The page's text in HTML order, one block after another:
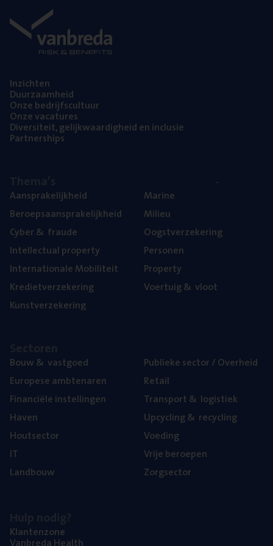
Inzich­ten
Duur­zaam­heid
Onze bedrijfs­cul­tuur
Onze vaca­tu­res
Diver­si­teit, gelijk­waar­dig­heid en inclusie
Part­ner­ships
Aan­spra­ke­lijk­heid
Beroeps­aan­spra­ke­lijk­heid
Cyber& fraude
Intel­lec­tu­al property
Inter­na­ti­o­na­le Mobiliteit
Kre­diet­ver­ze­ke­ring
Kunst­ver­ze­ke­ring
Mari­ne
Mili­eu
Oogst­ver­ze­ke­ring
Per­so­nen
Pro­per­ty
Voer­tuig& vloot
Bouw& vastgoed
Euro­pe­se ambtenaren
Finan­ci­ë­le instellingen
Haven
Hout­sec­tor
IT
Land­bouw
Publie­ke sec­tor / Overheid
Retail
Trans­port& logistiek
Upcy­cling& recycling
Voe­ding
Vrije beroe­pen
Zorg­sec­tor
Klan­ten­zo­ne
Van­b­re­da Health